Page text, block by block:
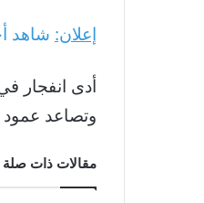
إعلان: شاهد
أدى انفجار
وتصاعد عمود
مقالات ذات صلة